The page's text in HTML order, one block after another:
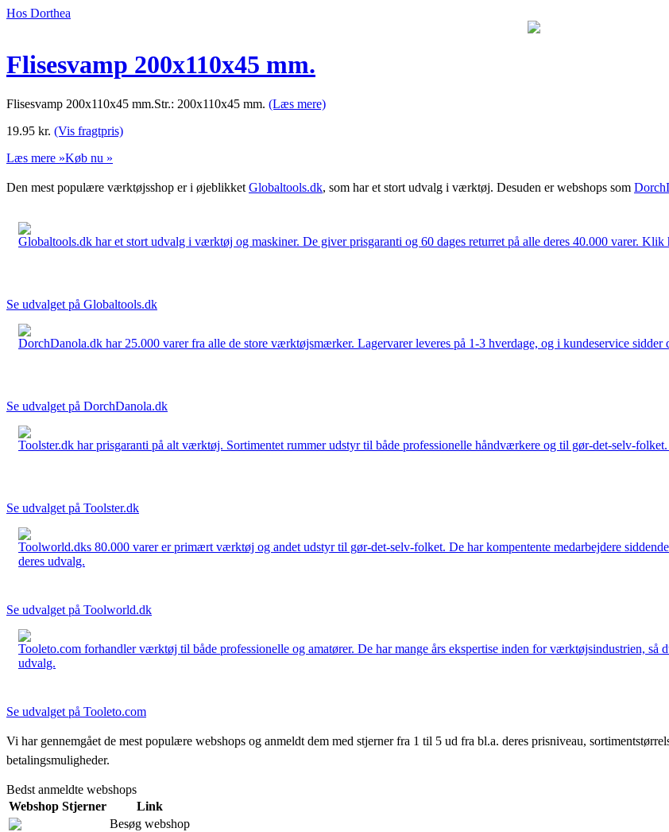
Hos Dorthea
Flisesvamp 200x110x45 mm.
Flisesvamp 200x110x45 mm.Str.: 200x110x45 mm. (Læs mere)
19.95 kr. (Vis fragtpris)
Læs mere »Køb nu »
Den mest populære værktøjsshop er i øjeblikket Globaltools.dk, som har et stort udvalg i værktøj. Desuden er webshops som
Globaltools.dk har et stort udvalg i værktøj og maskiner. De giver prisgaranti og 60 dages returret på alle deres 40.000 varer. Klik
Se udvalget på Globaltools.dk
DorchDanola.dk har 25.000 varer fra alle de store værktøjsmærker. Lagervarer leveres på 1-3 hverdage, og i kundeservice
Se udvalget på DorchDanola.dk
Toolster.dk har prisgaranti på alt værktøj. Sortimentet rummer udstyr til både professionelle håndværkere og til gør-det-selv-
Se udvalget på Toolster.dk
Toolworld.dks 80.000 varer er primært værktøj og andet udstyr til gør-det-selv-folket. De har kompentente medarbejdere
deres udvalg.
Se udvalget på Toolworld.dk
Tooleto.com forhandler værktøj til både professionelle og amatører. De har mange års ekspertise inden for værktøjsindustrien,
udvalg.
Se udvalget på Tooleto.com
Vi har gennemgået de mest populære webshops og anmeldt dem med stjerner fra 1 til 5 ud fra bl.a. deres prisniveau,
betalingsmuligheder.
Bedst anmeldte webshops
Webshop Stjerner
Link
Besøg webshop